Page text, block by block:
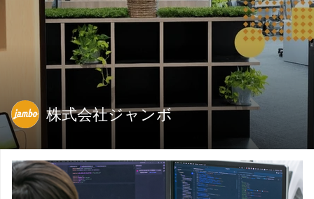
株式会社ジャンボ